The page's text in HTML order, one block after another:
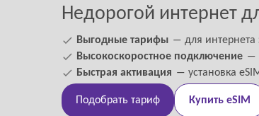
Недорогой интернет
Выгодные тарифы ― для интернета
Высокоскоростное подключение ―
Быстрая активация ― установка
Подобрать тариф Купить eSIM